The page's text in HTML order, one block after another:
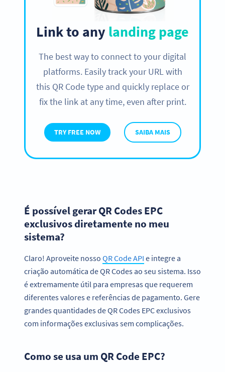
Link to any landing page
The best way to connect to your digital
platforms. Easily track your URL with
this QR Code type and quickly replace or
fix the link at any time, even after print.
TRY FREE NOW SAIBA MAIS
É possível gerar QR Codes EPC
exclusivos diretamente no meu
sistema?
Claro! Aproveite nosso QR Code API e integre a
criação automática de QR Codes ao seu sistema. Isso
é extremamente útil para empresas que requerem
diferentes valores e referências de pagamento. Gere
grandes quantidades de QR Codes EPC exclusivos
com informações exclusivas sem complicações.
Como se usa um QR Code EPC?